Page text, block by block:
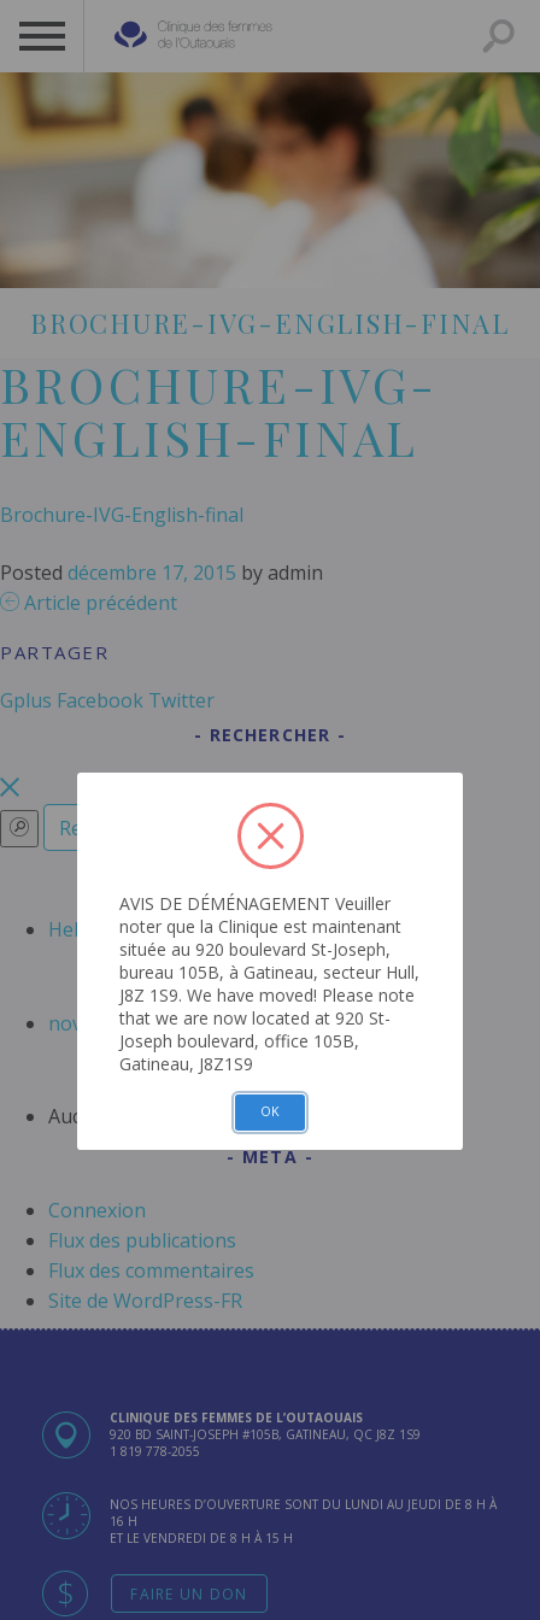
CLINIQUE DES FEMMES DE L’OUTAOUAIS
1 819 778-2055
BROCHURE-IVG-ENGLISH-FINAL
BROCHURE-IVG-
ENGLISH-FINAL
Brochure-IVG-English-final
Posted décembre 17, 2015 by admin
Article précédent
PARTAGER
Gplus Facebook Twitter
RECHERCHER
RECENT POSTS
Hello world!
ARCHIVES
novembre 2015
CATEGORIES
Aucune catégorie
META
Connexion
Flux des publications
Flux des commentaires
Site de WordPress-FR
CLINIQUE DES FEMMES DE L’OUTAOUAIS
920 BD SAINT-JOSEPH #105B, GATINEAU, QC J8Z 1S9
1 819 778-2055
NOS HEURES D’OUVERTURE SONT DU LUNDI AU JEUDI DE 8 H À
16 H
ET LE VENDREDI DE 8 H À 15 H
FAIRE UN DON
AVIS DE DÉMÉNAGEMENT Veuiller
noter que la Clinique est maintenant
située au 920 boulevard St-Joseph,
bureau 105B, à Gatineau, secteur Hull,
J8Z 1S9. We have moved! Please note
that we are now located at 920 St-
Joseph boulevard, office 105B,
Gatineau, J8Z1S9
OK